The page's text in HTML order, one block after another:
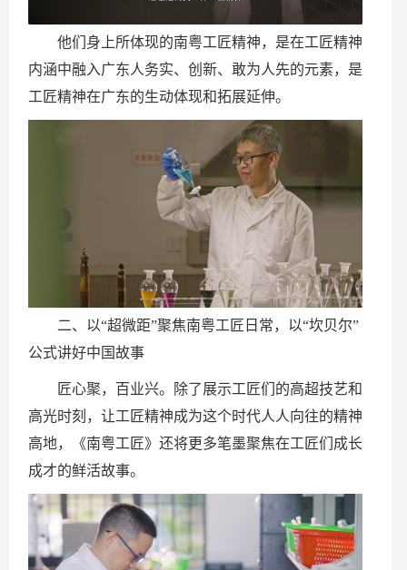
他们身上所体现的南粤工匠精神，是在工匠精神
内涵中融入广东人务实、创新、敢为人先的元素，是
工匠精神在广东的生动体现和拓展延伸。
二、以“超微距”聚焦南粤工匠日常，以“坎贝尔”
公式讲好中国故事
匠心聚，百业兴。除了展示工匠们的高超技艺和
高光时刻，让工匠精神成为这个时代人人向往的精神
高地，《南粤工匠》还将更多笔墨聚焦在工匠们成长
成才的鲜活故事。